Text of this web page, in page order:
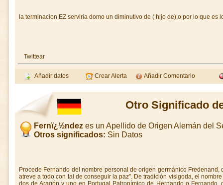
la terminacion EZ serviria domo un diminutivo de ( hijo de),o por lo que es
Twittear
Añadir datos Crear Alerta Añadir Comentario
Otro Significado
Fernï¿½ndez es un Apellido de Origen Alemán del
Otros significados: Sin Datos
Procede Fernando del nombre personal de origen germánico Fredenand,
atreve a todo con tal de conseguir la paz”. De tradición visigoda, el
dos de Aragón y uno en Portugal Patronímico de Hernando o Fernando,